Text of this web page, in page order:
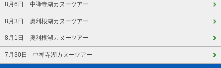
8月6日 中禅寺湖カヌーツアー
8月3日 奥利根湖カヌーツアー
8月1日 奥利根湖カヌーツアー
7月30日 中禅寺湖カヌーツアー